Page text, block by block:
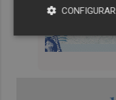
CONFIGURAR